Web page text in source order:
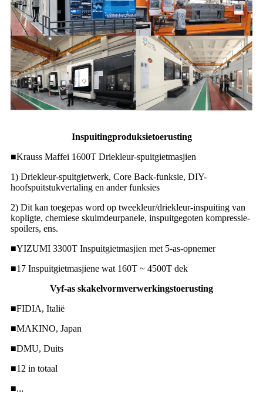
Inspuitingproduksietoerusting
■Krauss Maffei 1600T Driekleur-spuitgietmasjien
1) Driekleur-spuitgietwerk, Core Back-funksie, DIY-
hoofspuitstukvertaling en ander funksies
2) Dit kan toegepas word op tweekleur/driekleur-inspuiting van
kopligte, chemiese skuimdeurpanele, inspuitgegoten kompressie-
spoilers, ens.
■YIZUMI 3300T Inspuitgietmasjien met 5-as-opnemer
■17 Inspuitgietmasjiene wat 160T ~ 4500T dek
Vyf-as skakelvormverwerkingstoerusting
■FIDIA, Italië
■MAKINO, Japan
■DMU, Duits
■12 in totaal
■...